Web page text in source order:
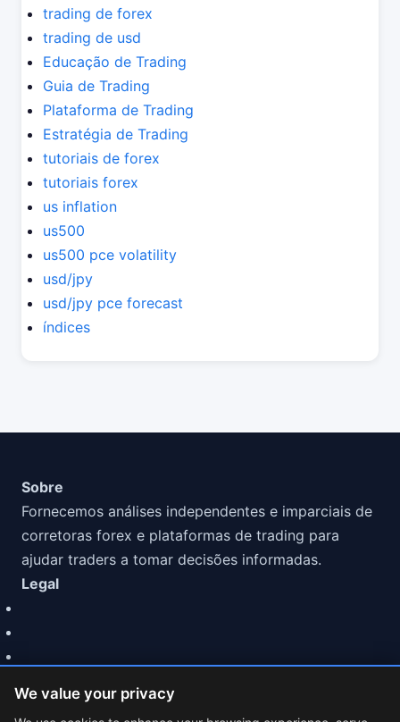
trading de forex
trading de usd
Educação de Trading
Guia de Trading
Plataforma de Trading
Estratégia de Trading
tutoriais de forex
tutoriais forex
us inflation
us500
us500 pce volatility
usd/jpy
usd/jpy pce forecast
índices
We value your privacy
Sobre
Fornecemos análises independentes e imparciais de
corretoras forex e plataformas de trading para
ajudar traders a tomar decisões informadas.
Legal